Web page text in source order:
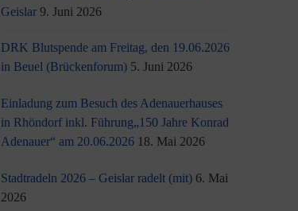
Geislar 9. Juni 2026
DRK Blutspende am Freitag, den 19.06.2026
in Beuel (Brückenforum) 5. Juni 2026
Einladung zum Besuch des Adenauerhauses
in Rhöndorf inkl. Führung„150 Jahre Konrad
Adenauer“ am 20.06.2026 18. Mai 2026
Stadtradeln 2026 – Geislar radelt (mit) 6. Mai
2026